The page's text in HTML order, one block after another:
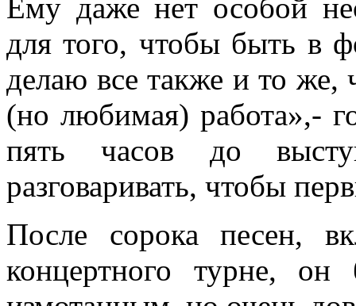
Ему даже нет особой
для того, чтобы быть в
делаю все также и то
(но любимая) работа»,-
пять часов до
разговаривать, чтобы
После сорока песен,
концертного турне,